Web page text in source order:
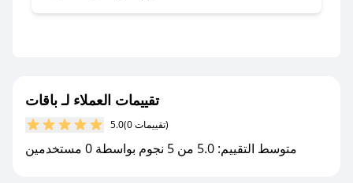
مع صحصح، تسوق بذكاء ووفّر على كل مشترياتك مع
تقييمات العملاء لـ باقات
5.0 (0 تقييمات)
متوسط التقييم: 5.0 من 5 نجوم بواسطة 0 مستخدمين